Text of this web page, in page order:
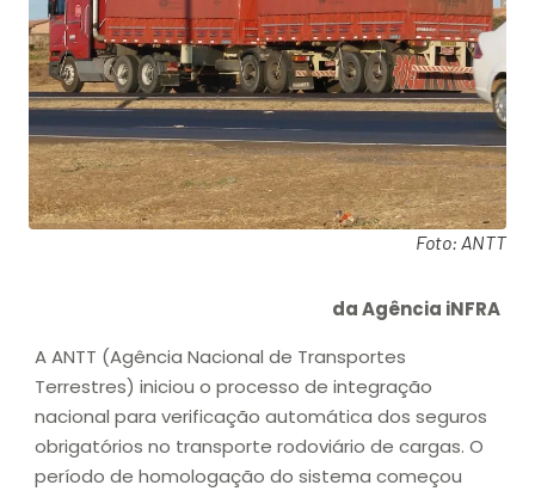
Foto: ANTT
da Agência iNFRA
A ANTT (Agência Nacional de Transportes
Terrestres) iniciou o processo de integração
nacional para verificação automática dos seguros
obrigatórios no transporte rodoviário de cargas. O
período de homologação do sistema começou